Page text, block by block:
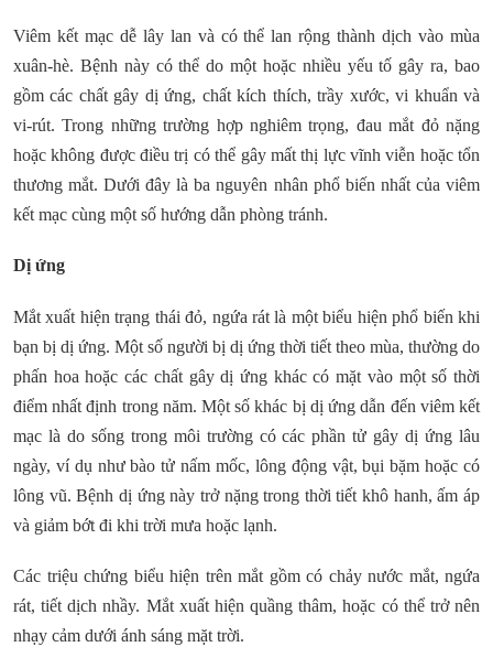
Viêm kết mạc dễ lây lan và có thể lan rộng thành dịch vào mùa
xuân-hè. Bệnh này có thể do một hoặc nhiều yếu tố gây ra, bao
gồm các chất gây dị ứng, chất kích thích, trầy xước, vi khuẩn và
vi-rút. Trong những trường hợp nghiêm trọng, đau mắt đỏ nặng
hoặc không được điều trị có thể gây mất thị lực vĩnh viễn hoặc tổn
thương mắt. Dưới đây là ba nguyên nhân phổ biến nhất của viêm
kết mạc cùng một số hướng dẫn phòng tránh.
Dị ứng
Mắt xuất hiện trạng thái đỏ, ngứa rát là một biểu hiện phổ biến khi
bạn bị dị ứng. Một số người bị dị ứng thời tiết theo mùa, thường do
phấn hoa hoặc các chất gây dị ứng khác có mặt vào một số thời
điểm nhất định trong năm. Một số khác bị dị ứng dẫn đến viêm kết
mạc là do sống trong môi trường có các phần tử gây dị ứng lâu
ngày, ví dụ như bào tử nấm mốc, lông động vật, bụi bặm hoặc có
lông vũ. Bệnh dị ứng này trở nặng trong thời tiết khô hanh, ấm áp
và giảm bớt đi khi trời mưa hoặc lạnh.
Các triệu chứng biểu hiện trên mắt gồm có chảy nước mắt, ngứa
rát, tiết dịch nhầy. Mắt xuất hiện quầng thâm, hoặc có thể trở nên
nhạy cảm dưới ánh sáng mặt trời.